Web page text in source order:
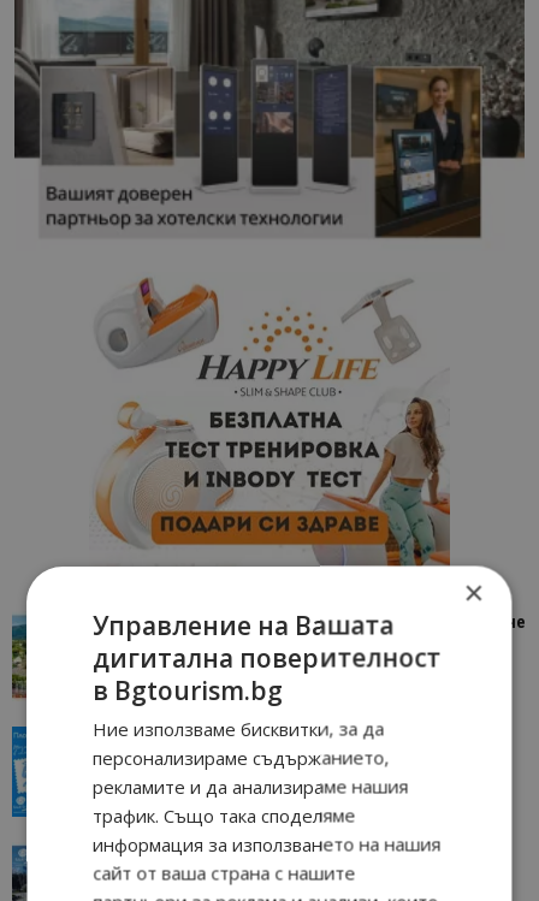
“Пощенска картичка от…”: Петрич – Изживяване
11/07/2026 11:22
“Пощенска картичка от…”: Пловдив, градът на
всички времена
Пловдив 23/06/2026 10:00
“Пощенска картичка от…”: Перник – град на
традициите, културата и вдъхновяващите...
×
Управление на Вашата
дигитална поверителност
в Bgtourism.bg
Ние използваме бисквитки, за да
персонализираме съдържанието,
рекламите и да анализираме нашия
трафик. Също така споделяме
информация за използването на нашия
сайт от ваша страна с нашите